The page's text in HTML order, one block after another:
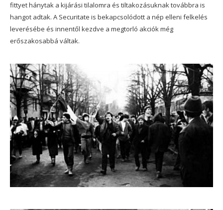
fittyet hánytak a kijárási tilalomra és tiltakozásuknak továbbra is
hangot adtak. A Securitate is bekapcsolódott a nép elleni felkelés
leverésébe és innentől kezdve a megtorló akciók még
erőszakosabbá váltak.